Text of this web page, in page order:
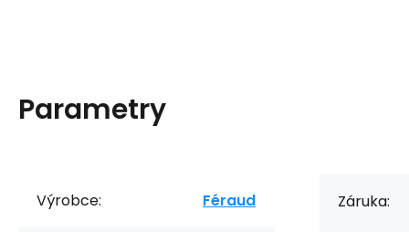
Parametry
Výrobce: Féraud Záruka: